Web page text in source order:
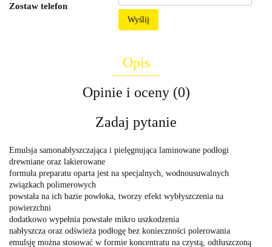
Zostaw telefon
Wyślij
Opis
Opinie i oceny (0)
Zadaj pytanie
Emulsja samonabłyszczająca i pielęgnująca laminowane podłogi
drewniane oraz lakierowane
formuła preparatu oparta jest na specjalnych, wodnousuwalnych
związkach polimerowych
powstała na ich bazie powłoka, tworzy efekt wybłyszczenia na
powierzchni
dodatkowo wypełnia powstałe mikro uszkodzenia
nabłyszcza oraz odświeża podłogę bez konieczności polerowania
emulsję można stosować w formie koncentratu na czystą, odtłuszczoną